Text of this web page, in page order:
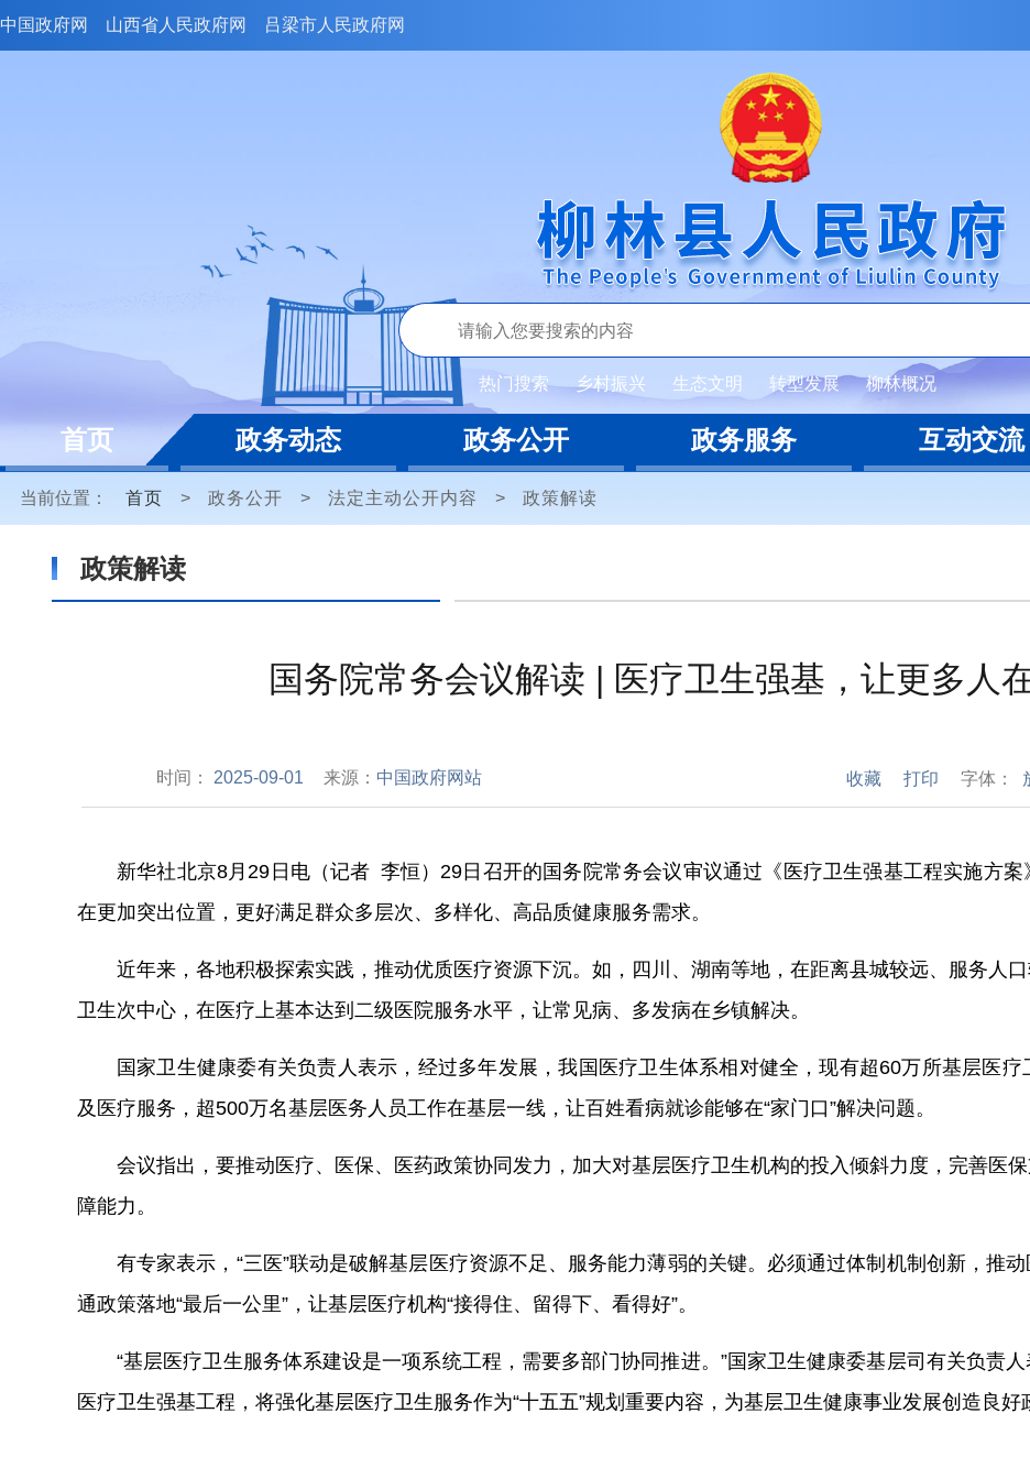
中国政府网 山西省人民政府网 吕梁市人民政府网
热门搜索 乡村振兴 生态文明 转型发展 柳林概况
首页 政务动态 政务公开 政务服务 互动交流
当前位置： 首页 > 政务公开 > 法定主动公开内容 > 政策解读
政策解读
国务院常务会议解读 | 医疗卫生强基，让更多人
时间： 2025-09-01 来源： 中国政府网站 收藏 打印 字体：
新华社北京8月29日电（记者 李恒）29日召开的国务院常务会议审议通过《医疗卫生强基工程实施方
在更加突出位置，更好满足群众多层次、多样化、高品质健康服务需求。
近年来，各地积极探索实践，推动优质医疗资源下沉。如，四川、湖南等地，在距离县城较远、服务人
卫生次中心，在医疗上基本达到二级医院服务水平，让常见病、多发病在乡镇解决。
国家卫生健康委有关负责人表示，经过多年发展，我国医疗卫生体系相对健全，现有超60万所基层医
及医疗服务，超500万名基层医务人员工作在基层一线，让百姓看病就诊能够在“家门口”解决问题。
会议指出，要推动医疗、医保、医药政策协同发力，加大对基层医疗卫生机构的投入倾斜力度，完善医
障能力。
有专家表示，“三医”联动是破解基层医疗资源不足、服务能力薄弱的关键。必须通过体制机制创新，推
通政策落地“最后一公里”，让基层医疗机构“接得住、留得下、看得好”。
“基层医疗卫生服务体系建设是一项系统工程，需要多部门协同推进。”国家卫生健康委基层司有关负责
医疗卫生强基工程，将强化基层医疗卫生服务作为“十五五”规划重要内容，为基层卫生健康事业发展创造良好